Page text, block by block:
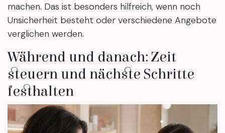
machen. Das ist besonders hilfreich, wenn noch
Unsicherheit besteht oder verschiedene Angebote
verglichen werden.
Während und danach: Zeit
steuern und nächste Schritte
festhalten